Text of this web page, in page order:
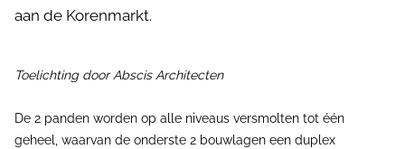
aan de Korenmarkt.
Toelichting door Abscis Architecten
De 2 panden worden op alle niveaus versmolten tot één
geheel, waarvan de onderste 2 bouwlagen een duplex